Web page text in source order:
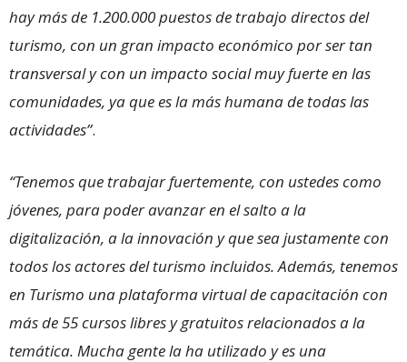
hay más de 1.200.000 puestos de trabajo directos del
turismo, con un gran impacto económico por ser tan
transversal y con un impacto social muy fuerte en las
comunidades, ya que es la más humana de todas las
actividades”.
“Tenemos que trabajar fuertemente, con ustedes como
jóvenes, para poder avanzar en el salto a la
digitalización, a la innovación y que sea justamente con
todos los actores del turismo incluidos. Además, tenemos
en Turismo una plataforma virtual de capacitación con
más de 55 cursos libres y gratuitos relacionados a la
temática. Mucha gente la ha utilizado y es una